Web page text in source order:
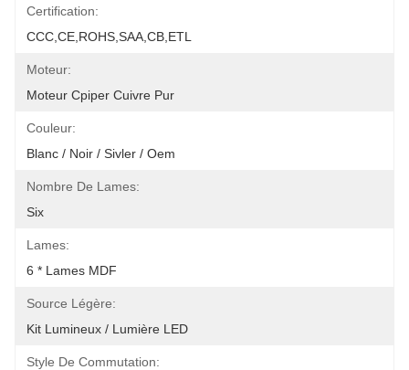
Certification:
CCC,CE,ROHS,SAA,CB,ETL
Moteur:
Moteur Cpiper Cuivre Pur
Couleur:
Blanc / Noir / Sivler / Oem
Nombre De Lames:
Six
Lames:
6 * Lames MDF
Source Légère:
Kit Lumineux / Lumière LED
Style De Commutation: